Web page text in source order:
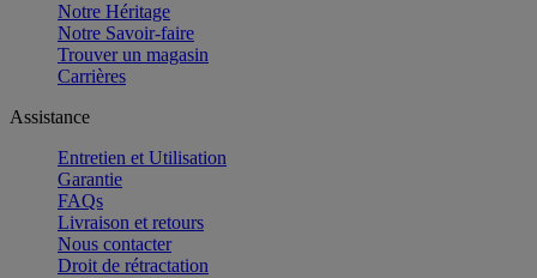
Notre Héritage
Notre Savoir-faire
Trouver un magasin
Carrières
Assistance
Entretien et Utilisation
Garantie
FAQs
Livraison et retours
Nous contacter
Droit de rétractation